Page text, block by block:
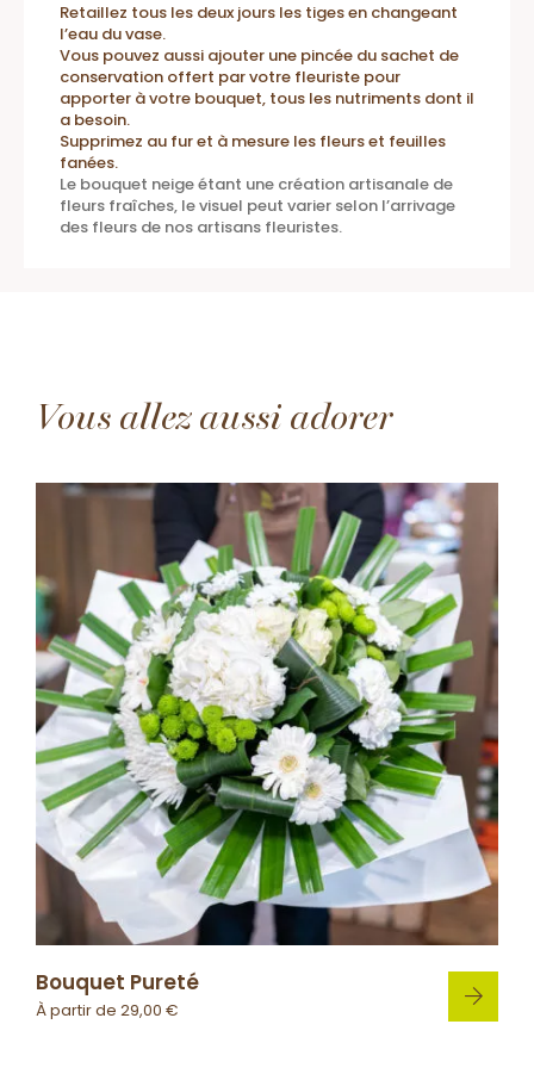
Retaillez tous les deux jours les tiges en changeant
l’eau du vase.
Vous pouvez aussi ajouter une pincée du sachet de
conservation offert par votre fleuriste pour
apporter à votre bouquet, tous les nutriments dont il
a besoin.
Supprimez au fur et à mesure les fleurs et feuilles
fanées.
Le bouquet neige étant une création artisanale de
fleurs fraîches, le visuel peut varier selon l’arrivage
des fleurs de nos artisans fleuristes.
Vous allez aussi adorer
Bouquet Pureté
À partir de 29,00 €